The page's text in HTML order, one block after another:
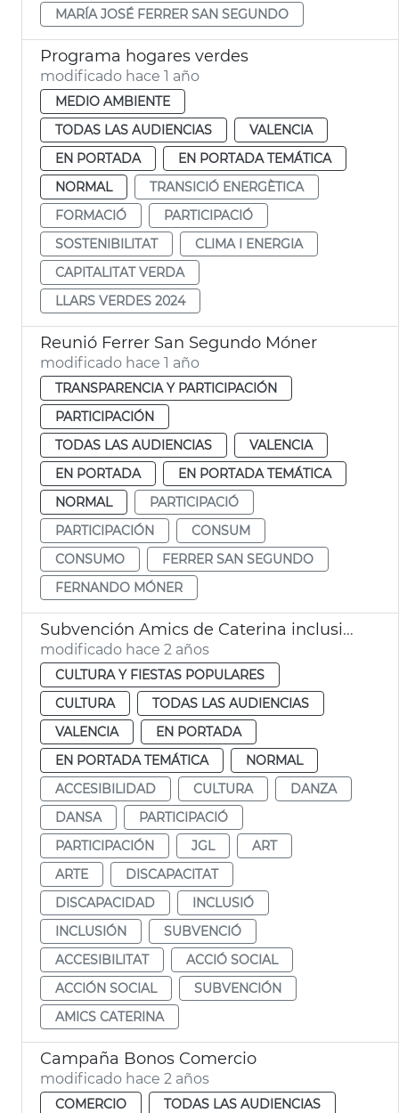
MARÍA JOSÉ FERRER SAN SEGUNDO
Programa hogares verdes
modificado hace 1 año
MEDIO AMBIENTE
TODAS LAS AUDIENCIAS
VALENCIA
EN PORTADA
EN PORTADA TEMÁTICA
NORMAL
TRANSICIÓ ENERGÈTICA
FORMACIÓ
PARTICIPACIÓ
SOSTENIBILITAT
CLIMA I ENERGIA
CAPITALITAT VERDA
LLARS VERDES 2024
Reunió Ferrer San Segundo Móner
modificado hace 1 año
TRANSPARENCIA Y PARTICIPACIÓN
PARTICIPACIÓN
TODAS LAS AUDIENCIAS
VALENCIA
EN PORTADA
EN PORTADA TEMÁTICA
NORMAL
PARTICIPACIÓ
PARTICIPACIÓN
CONSUM
CONSUMO
FERRER SAN SEGUNDO
FERNANDO MÓNER
Subvención Amics de Caterina inclusión
modificado hace 2 años
CULTURA Y FIESTAS POPULARES
CULTURA
TODAS LAS AUDIENCIAS
VALENCIA
EN PORTADA
EN PORTADA TEMÁTICA
NORMAL
ACCESIBILIDAD
CULTURA
DANZA
DANSA
PARTICIPACIÓ
PARTICIPACIÓN
JGL
ART
ARTE
DISCAPACITAT
DISCAPACIDAD
INCLUSIÓ
INCLUSIÓN
SUBVENCIÓ
ACCESIBILITAT
ACCIÓ SOCIAL
ACCIÓN SOCIAL
SUBVENCIÓN
AMICS CATERINA
Campaña Bonos Comercio
modificado hace 2 años
COMERCIO
TODAS LAS AUDIENCIAS